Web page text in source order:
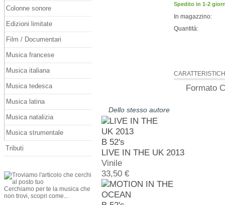
Colonne sonore
Edizioni limitate
Film / Documentari
Musica francese
Musica italiana
Musica tedesca
Musica latina
Musica natalizia
Musica strumentale
Tributi
Cerchiamo per te la musica che
non trovi, scopri come...
Spedito in 1-2
In magazzino:
Quantità:
Formato
Dello stesso autore
B 52's
LIVE IN THE UK 2013
Vinile
33,50 €